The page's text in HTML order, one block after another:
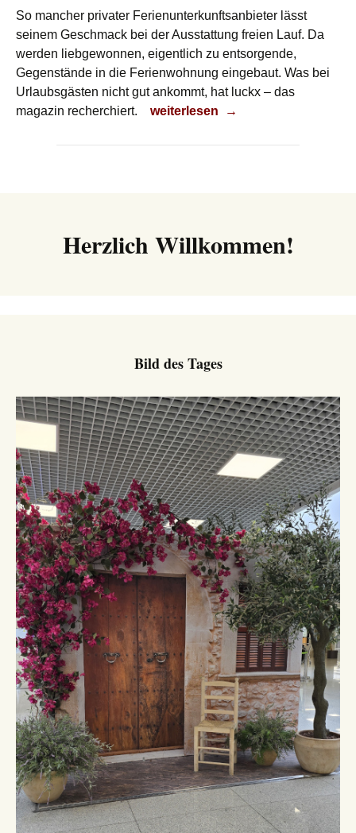
So mancher privater Ferienunterkunftsanbieter lässt
seinem Geschmack bei der Ausstattung freien Lauf. Da
werden liebgewonnen, eigentlich zu entsorgende,
Gegenstände in die Ferienwohnung eingebaut. Was bei
Urlaubsgästen nicht gut ankommt, hat luckx – das
magazin recherchiert.
Überraschung
weiterlesen →
Herzlich Willkommen!
Bild des Tages